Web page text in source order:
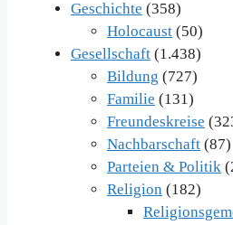
Geschichte (358)
Holocaust (50)
Gesellschaft (1.438)
Bildung (727)
Familie (131)
Freundeskreise
Nachbarschaft (87)
Parteien & Politik
Religion (182)